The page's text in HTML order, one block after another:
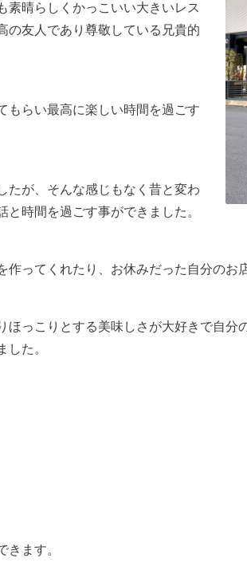
素晴らしくかっこいい大きいレス
の友人であり尊敬している兄貴的
もらい最高に楽しい時間を過ごす
たが、そんな感じもなく昔と変わ
と時間を過ごす事ができました。
作ってくれたり、お休みだった自分のお
ほっこりとする美味しさが大好きで自
した。
きます。